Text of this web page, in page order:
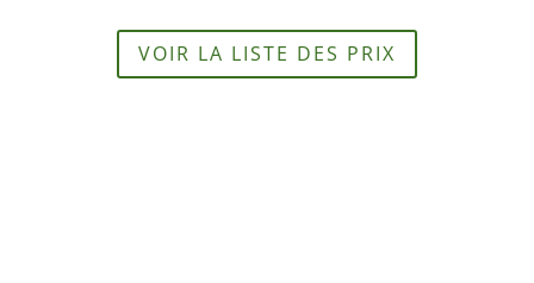
VOIR LA LISTE DES PRIX